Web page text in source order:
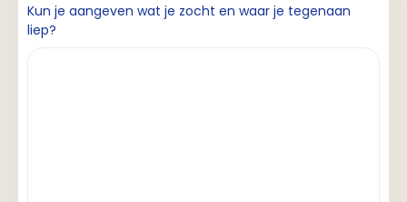
Kun je aangeven wat je zocht en waar je tegenaan
liep?